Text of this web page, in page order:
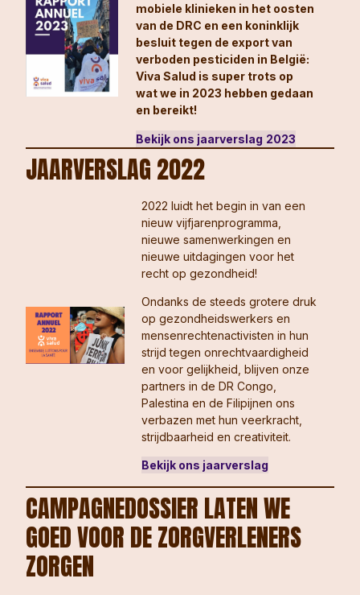
mobiele klinieken in het oosten
van de DRC en een koninklijk
besluit tegen de export van
verboden pesticiden in België:
Viva Salud is super trots op
wat we in 2023 hebben gedaan
en bereikt!
Bekijk ons jaarverslag 2023
JAARVERSLAG 2022
2022 luidt het begin in van een
nieuw vijfjarenprogramma,
nieuwe samenwerkingen en
nieuwe uitdagingen voor het
recht op gezondheid!
Ondanks de steeds grotere druk
op gezondheidswerkers en
mensenrechtenactivisten in hun
strijd tegen onrechtvaardigheid
en voor gelijkheid, blijven onze
partners in de DR Congo,
Palestina en de Filipijnen ons
verbazen met hun veerkracht,
strijdbaarheid en creativiteit.
Bekijk ons jaarverslag
CAMPAGNEDOSSIER LATEN WE
GOED VOOR DE ZORGVERLENERS
ZORGEN